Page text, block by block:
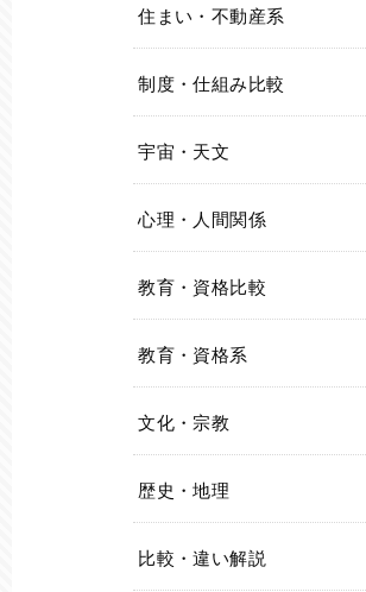
住まい・不動産系
制度・仕組み比較
宇宙・天文
心理・人間関係
教育・資格比較
教育・資格系
文化・宗教
歴史・地理
比較・違い解説